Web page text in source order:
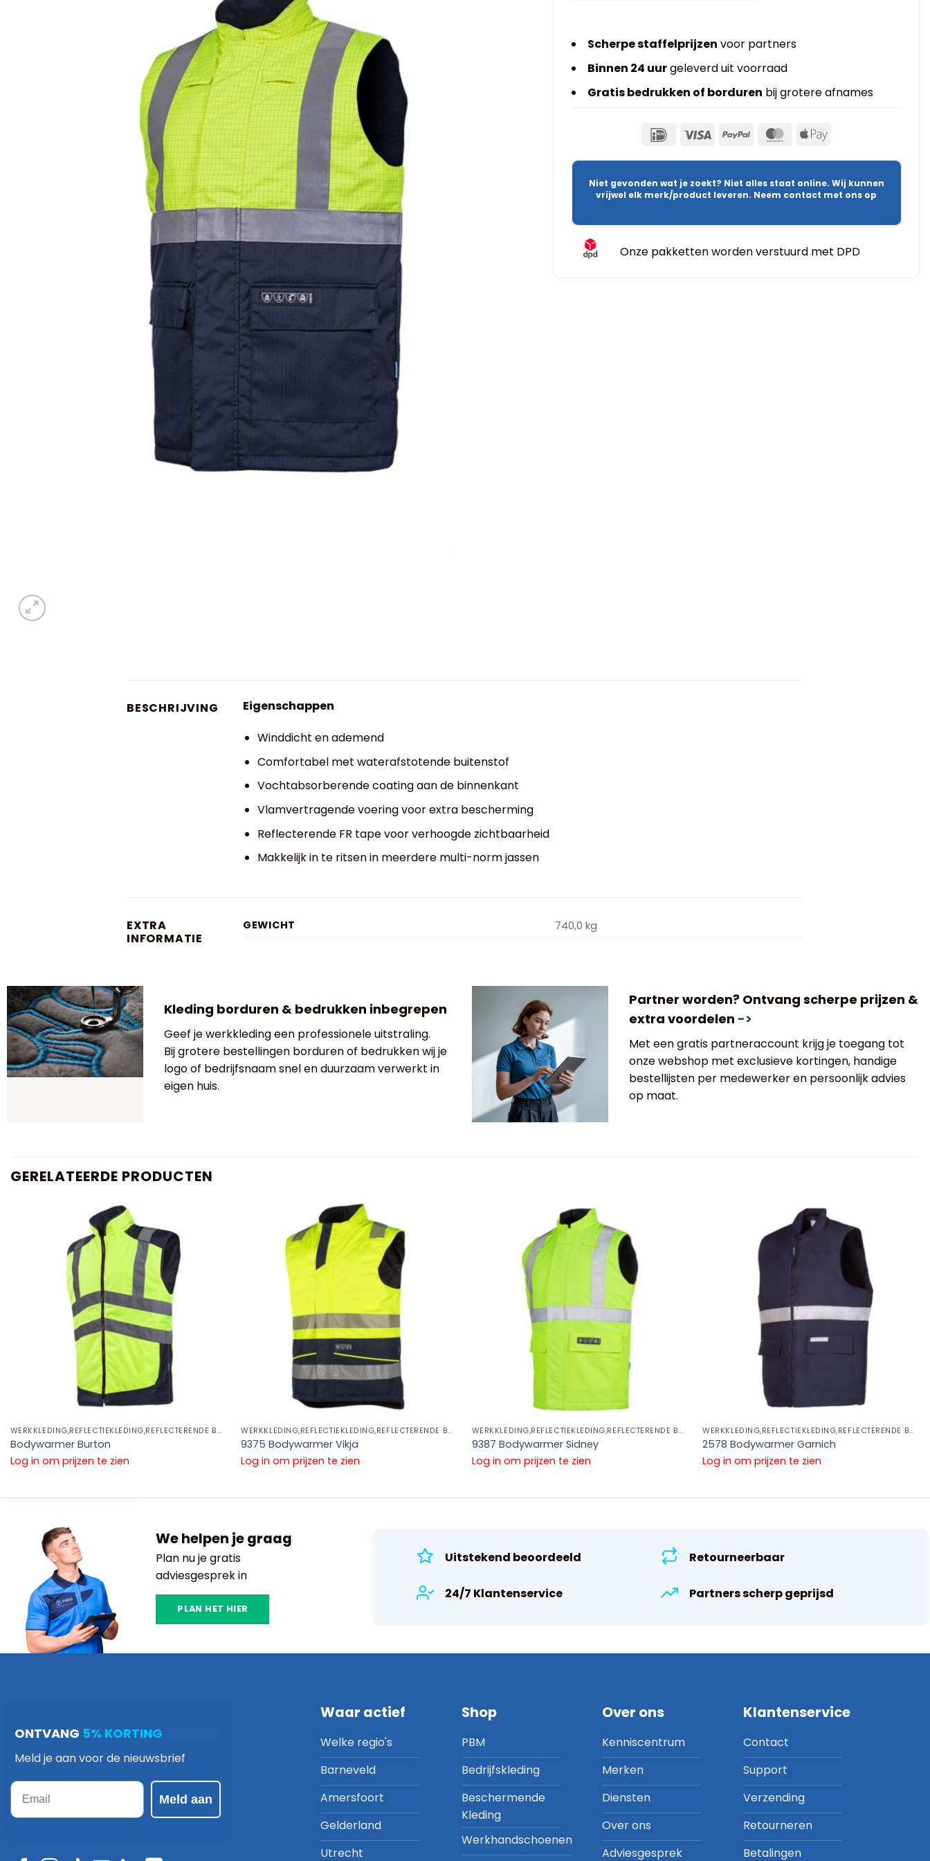
Scherpe staffelprijzen voor partners
Binnen 24 uurgeleverd uit voorraad
Gratis bedrukken of borduren bij grotere afnames
Niet gevonden wat je zoekt? Niet alles staat online. Wij kunnen
vrijwel elk merk/product leveren. Neem contact met ons op
Onze pakketten worden verstuurd met DPD
BESCHRIJVING
Eigenschappen
Winddicht en ademend
Comfortabel met waterafstotende buitenstof
Vochtabsorberende coating aan de binnenkant
Vlamvertragende voering voor extra bescherming
Reflecterende FR tape voor verhoogde zichtbaarheid
Makkelijk in te ritsen in meerdere multi-norm jassen
EXTRA
INFORMATIE
GEWICHT 740,0 kg
Kleding borduren & bedrukken inbegrepen
Geef je werkkleding een professionele uitstraling.
Bij grotere bestellingen borduren of bedrukken wij je
logo of bedrijfsnaam snel en duurzaam verwerkt in
eigen huis.
Partner worden? Ontvang scherpe prijzen &
extra voordelen ->
Met een gratis partneraccount krijg je toegang tot
onze webshop met exclusieve kortingen, handige
bestellijsten per medewerker en persoonlijk advies
op maat.
GERELATEERDE PRODUCTEN
WERKKLEDING,REFLECTIEKLEDING,REFLECTERENDE BODYWARMERS
Bodywarmer Burton
Log in om prijzen te zien
WERKKLEDING,REFLECTIEKLEDING,REFLECTERENDE BODYWARMERS
9375 Bodywarmer Vikja
Log in om prijzen te zien
WERKKLEDING,REFLECTIEKLEDING,REFLECTERENDE BODYWARMERS
9387 Bodywarmer Sidney
Log in om prijzen te zien
WERKKLEDING,REFLECTIEKLEDING,REFLECTERENDE BODYWARMERS
2578 Bodywarmer Garnich
Log in om prijzen te zien
We helpen je graag
Plan nu je gratis
adviesgesprek in
PLAN HET HIER
Uitstekend beoordeeld
24/7 Klantenservice
Retourneerbaar
Partners scherp geprijsd
ONTVANG 5% KORTING
Meld je aan voor de nieuwsbrief
Email
Meld aan
Waar actief
Welke regio's
Barneveld
Amersfoort
Gelderland
Utrecht
Shop
PBM
Bedrijfskleding
Beschermende
Kleding
Werkhandschoenen
Over ons
Kenniscentrum
Merken
Diensten
Over ons
Adviesgesprek
Klantenservice
Contact
Support
Verzending
Retourneren
Betalingen